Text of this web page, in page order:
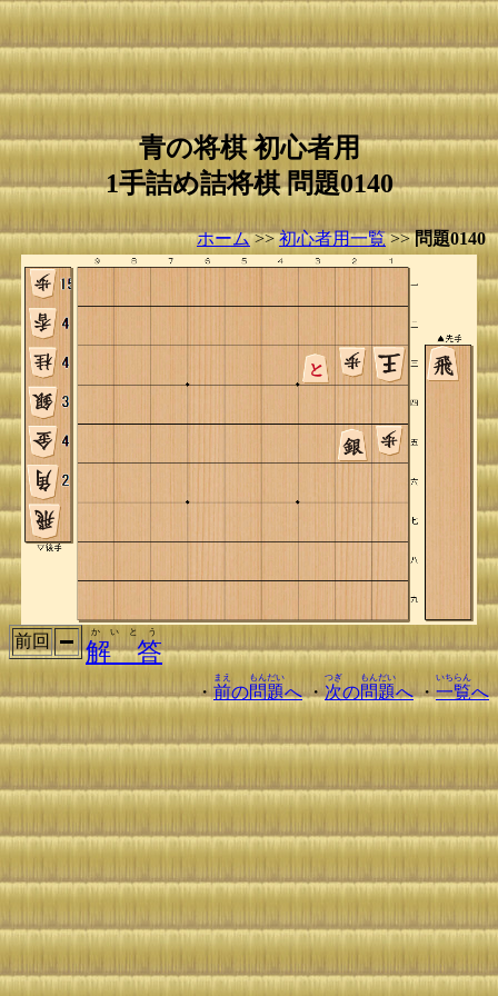
青の将棋 初心者用
1手詰め詰将棋 問題0140
ホーム>>初心者用一覧>>問題0140
前回 解 答
かいとう
・前
まえ
の問題
もんだい
へ・次
つぎ
の問題
もんだい
へ・一覧
いちらん
へ